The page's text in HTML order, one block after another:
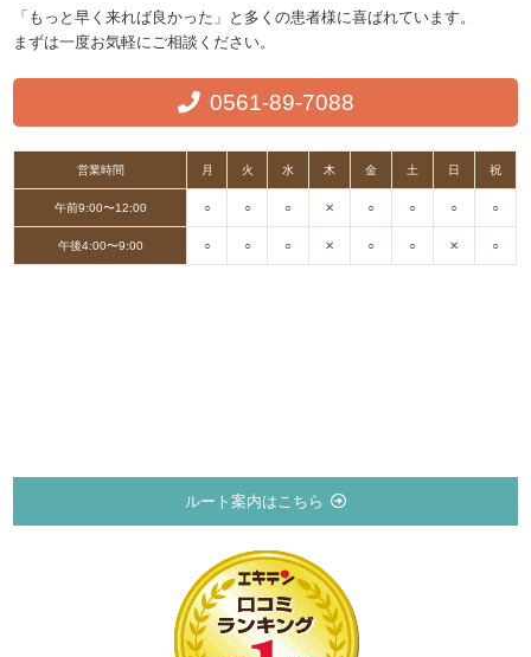
「もっと早く来れば良かった」と多くの患者様に喜ばれています。
まずは一度お気軽にご相談ください。
0561-89-7088
営業時間 月 火 水 木 金 土 日 祝
午前9:00〜12:00 ○ ○ ○ ✕ ○ ○ ○ ○
午後4:00〜9:00 ○ ○ ○ ✕ ○ ○ ✕ ○
ルート案内はこちら